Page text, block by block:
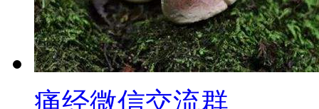
痛经微信交流群